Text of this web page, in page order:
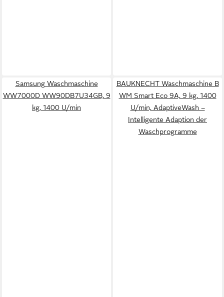
Samsung Waschmaschine
WW7000D WW90DB7U34GB, 9
kg, 1400 U/min
BAUKNECHT Waschmaschine B
WM Smart Eco 9A, 9 kg, 1400
U/min, AdaptiveWash –
Intelligente Adaption der
Waschprogramme